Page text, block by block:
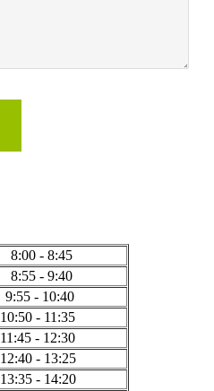
8:00 - 8:45
8:55 - 9:40
9:55 - 10:40
10:50 - 11:35
11:45 - 12:30
12:40 - 13:25
13:35 - 14:20